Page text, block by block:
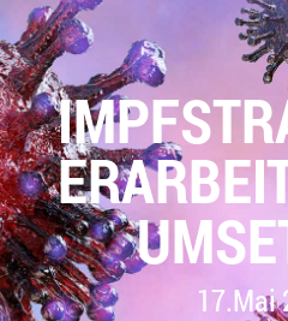
17.Mai